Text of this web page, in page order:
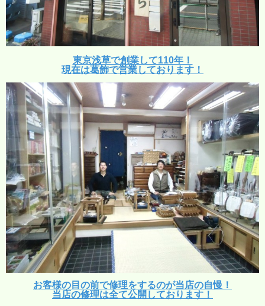
東京浅草で創業して110年！
現在は葛飾で営業しております！
お客様の目の前で修理をするのが当店の自慢！
当店の修理は全て公開しております！